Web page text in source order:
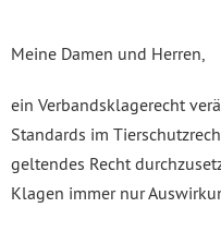
Meine Damen und Herren,
ein Verbandsklagerecht
Standards im
geltendes Recht
Klagen immer nur